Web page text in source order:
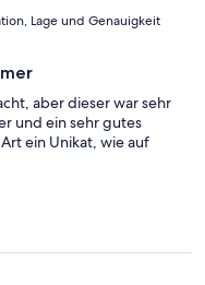
Lage und Genauigkeit
aber dieser war sehr
und ein sehr gutes
ein Unikat, wie auf